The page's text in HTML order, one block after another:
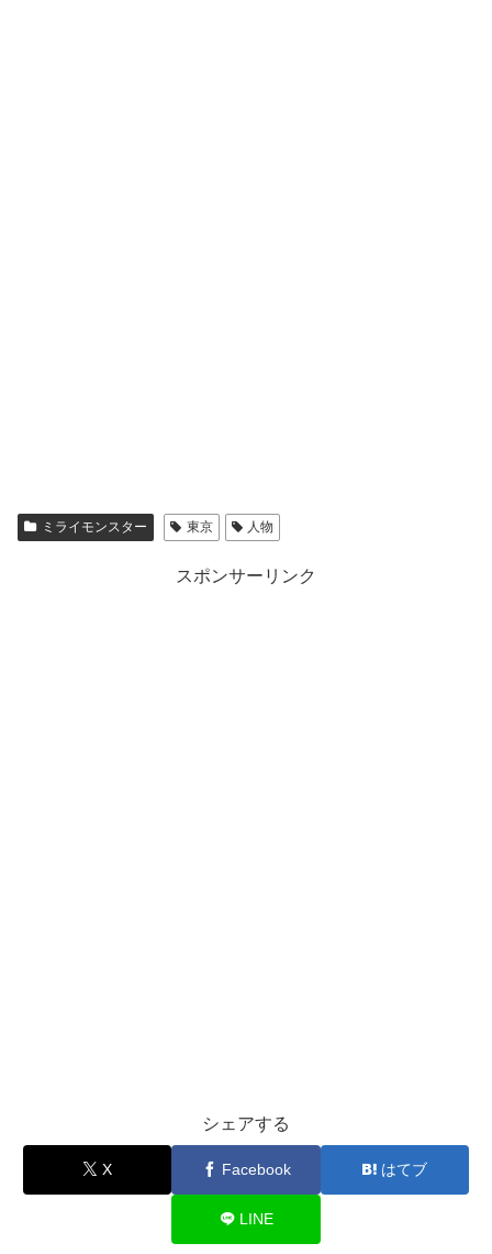
ミライモンスター 東京 人物
スポンサーリンク
シェアする
X Facebook はてブ
LINE